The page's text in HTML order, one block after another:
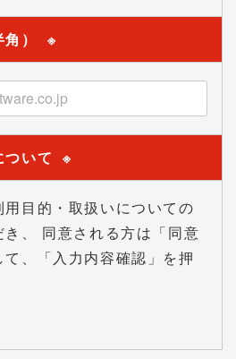
） ※
いて ※
目的・取扱いについての
、 同意される方は「同意
、「入力内容確認」を押